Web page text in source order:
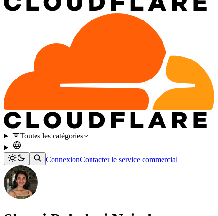
Toutes les catégories
ConnexionContacter le service commercial